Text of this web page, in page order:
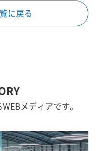
に戻る
メディアです。